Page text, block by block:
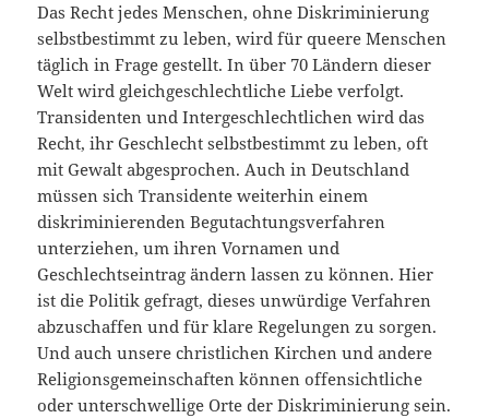
Das Recht jedes Menschen, ohne Diskriminierung
selbstbestimmt zu leben, wird für queere Menschen
täglich in Frage gestellt. In über 70 Ländern dieser
Welt wird gleichgeschlechtliche Liebe verfolgt.
Transidenten und Intergeschlechtlichen wird das
Recht, ihr Geschlecht selbstbestimmt zu leben, oft
mit Gewalt abgesprochen. Auch in Deutschland
müssen sich Transidente weiterhin einem
diskriminierenden Begutachtungsverfahren
unterziehen, um ihren Vornamen und
Geschlechtseintrag ändern lassen zu können. Hier
ist die Politik gefragt, dieses unwürdige Verfahren
abzuschaffen und für klare Regelungen zu sorgen.
Und auch unsere christlichen Kirchen und andere
Religionsgemeinschaften können offensichtliche
oder unterschwellige Orte der Diskriminierung sein.